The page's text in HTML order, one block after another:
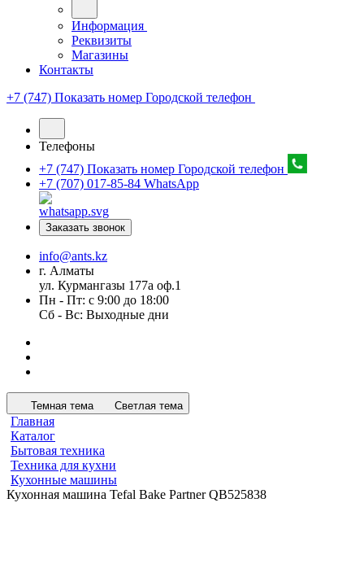
Информация
Реквизиты
Магазины
Контакты
+7 (747) Показать номер Городской телефон
Телефоны
+7 (747) Показать номер Городской телефон
+7 (707) 017-85-84 WhatsApp
Заказать звонок
info@ants.kz
г. Алматы
ул. Курмангазы 177а оф.1
Пн - Пт: с 9:00 до 18:00
Сб - Вс: Выходные дни
Темная тема Светлая тема
Главная
Каталог
Бытовая техника
Техника для кухни
Кухонные машины
Кухонная машина Tefal Bake Partner QB525838